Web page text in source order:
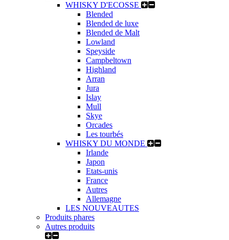
WHISKY D'ECOSSE
Blended
Blended de luxe
Blended de Malt
Lowland
Speyside
Campbeltown
Highland
Arran
Jura
Islay
Mull
Skye
Orcades
Les tourbés
WHISKY DU MONDE
Irlande
Japon
Etats-unis
France
Autres
Allemagne
LES NOUVEAUTES
Produits phares
Autres produits